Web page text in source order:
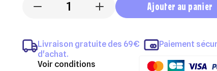
- + Ajouter au panier
Livraison gratuite des 69€
d'achat.
Voir conditions
Paiement